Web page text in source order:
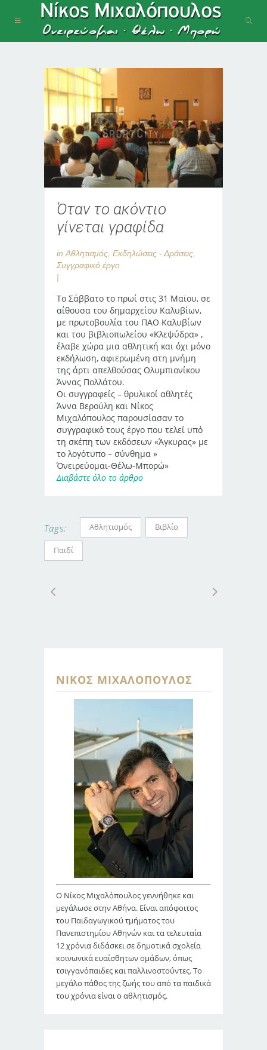
Όταν το ακόντιο
γίνεται γραφίδα
in Αθλητισμός Εκδηλώσεις - Δράσεις
Συγγραφικό έργο
Το Σάββατο το πρωί στις 31 Μαϊου, σε
αίθουσα του δημαρχείου Καλυβίων,
με πρωτοβουλία του ΠΑΟ Καλυβίων
και του βιβλιοπωλείου «Κλεψύδρα» ,
έλαβε χώρα μια αθλητική και όχι μόνο
εκδήλωση, αφιερωμένη στη μνήμη
της άρτι απελθούσας Ολυμπιονίκου
Άννας Πολλάτου.
Οι συγγραφείς – θρυλικοί αθλητές
Άννα Βερούλη και Νίκος
Μιχαλόπουλος παρουσίασαν το
συγγραφικό τους έργο που τελεί υπό
τη σκέπη των εκδόσεων «Άγκυρας» με
το λογότυπο – σύνθημα »
Όνειρεύομαι-Θέλω-Μπορώ»
Διαβάστε όλο το άρθρο
Tags: Αθλητισμός Βιβλίο
Παιδί
ΝΊΚΟΣ ΜΙΧΑΛΌΠΟΥΛΟΣ
Ο Νίκος Μιχαλόπουλος γεννήθηκε και
μεγάλωσε στην Αθήνα. Είναι απόφοιτος
του Παιδαγωγικού τμήματος του
Πανεπιστημίου Αθηνών και τα τελευταία
12 χρόνια διδάσκει σε δημοτικά σχολεία
κοινωνικά ευαίσθητων ομάδων, όπως
τσιγγανόπαιδες και παλλινοστούντες. Το
μεγάλο πάθος της ζωής του από τα παιδικά
του χρόνια είναι ο αθλητισμός.